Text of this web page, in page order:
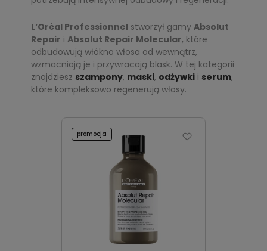
L’Oréal Professionnel stworzył gamy Absolut
Repair i Absolut Repair Molecular, które
odbudowują włókno włosa od wewnątrz,
wzmacniają je i przywracają blask. W tej kategorii
znajdziesz szampony, maski, odżywki i serum,
które kompleksowo regenerują włosy.
promocja